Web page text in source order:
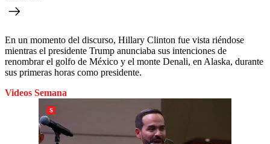
En un momento del discurso, Hillary Clinton fue vista riéndose
mientras el presidente Trump anunciaba sus intenciones de
renombrar el golfo de México y el monte Denali, en Alaska, durante
sus primeras horas como presidente.
Videos Semana